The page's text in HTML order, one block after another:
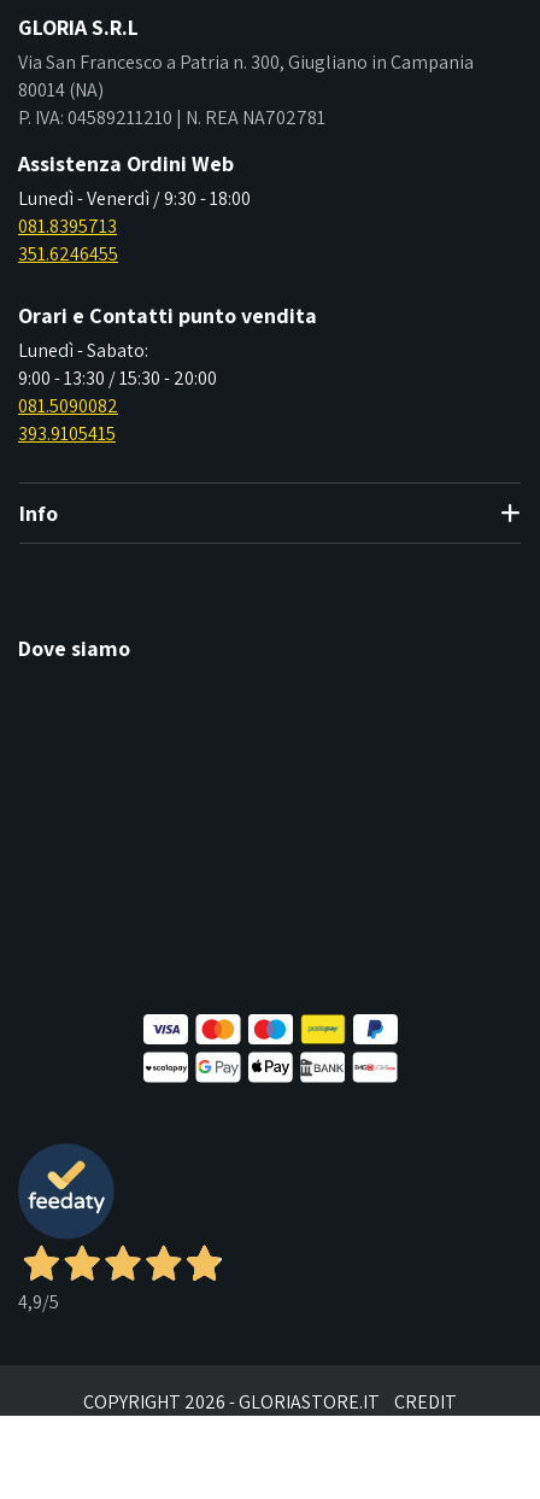
GLORIA S.R.L
Via San Francesco a Patria n. 300, Giugliano in Campania
80014 (NA)
P. IVA: 04589211210 | N. REA NA702781
Assistenza Ordini Web
Lunedì - Venerdì / 9:30 - 18:00
081.8395713
351.6246455
Orari e Contatti punto vendita
Lunedì - Sabato:
9:00 - 13:30 / 15:30 - 20:00
081.5090082
393.9105415
Info
Dove siamo
4,9/5
COPYRIGHT 2026 - GLORIASTORE.IT CREDIT